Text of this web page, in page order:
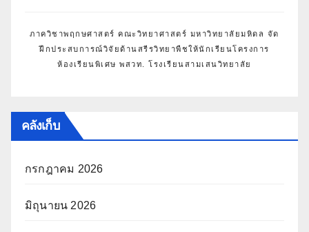
ภาควิชาพฤกษศาสตร์ คณะวิทยาศาสตร์ มหาวิทยาลัยมหิดล จัด
ฝึกประสบการณ์วิจัยด้านสรีรวิทยาพืชให้นักเรียนโครงการ
ห้องเรียนพิเศษ พสวท. โรงเรียนสามเสนวิทยาลัย
คลังเก็บ
กรกฎาคม 2026
มิถุนายน 2026